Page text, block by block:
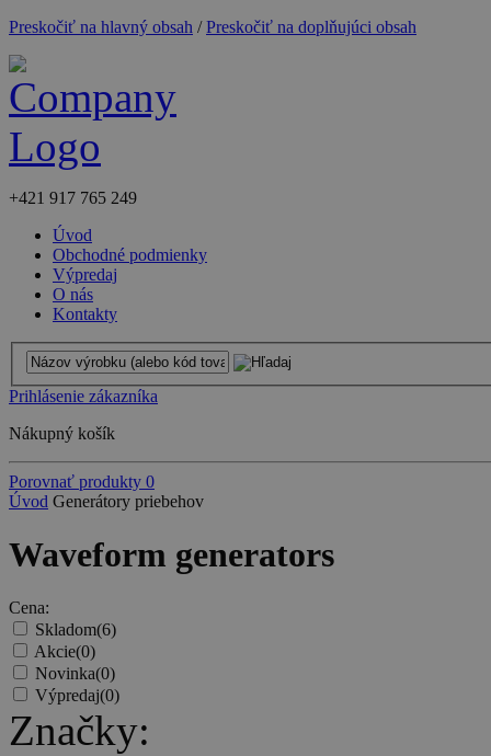
Preskočiť na hlavný obsah /Preskočiť na doplňujúci obsah
+421 917 765 249
Úvod
Obchodné podmienky
Výpredaj
O nás
Kontakty
Prihlásenie zákazníka
Nákupný košík
Porovnať produkty 0
Úvod Generátory priebehov
Waveform generators
Cena:
Skladom(6)
Akcie(0)
Novinka(0)
Výpredaj(0)
Značky: